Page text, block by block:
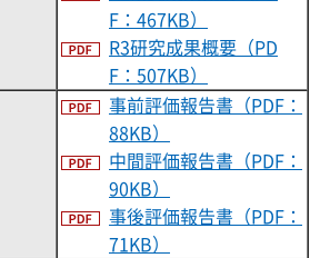
F：467KB）
R3研究成果概要（PD
F：507KB）
事前評価報告書（PDF：
88KB）
中間評価報告書（PDF：
90KB）
事後評価報告書（PDF：
71KB）